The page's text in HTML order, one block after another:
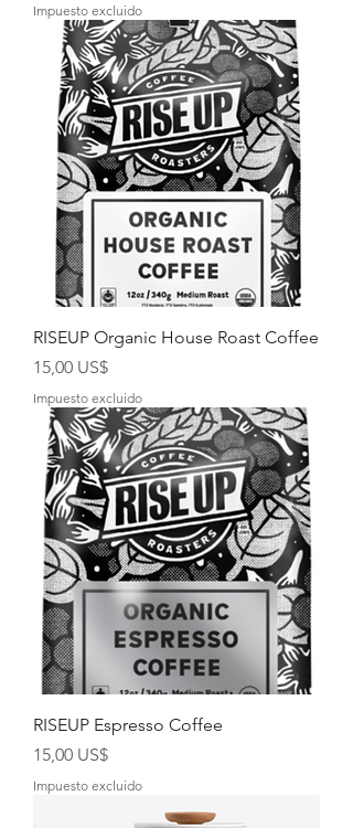
Impuesto excluido
RISEUP Organic House Roast Coffee
Precio
15,00 US$
Impuesto excluido
RISEUP Espresso Coffee
Precio
15,00 US$
Impuesto excluido